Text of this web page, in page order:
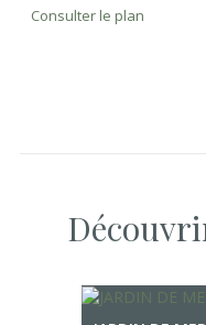
Consulter le plan